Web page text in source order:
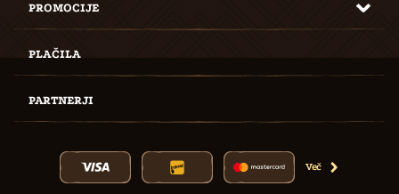
PROMOCIJE
PLAČILA
PARTNERJI
Več